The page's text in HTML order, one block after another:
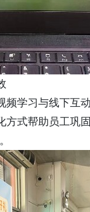
频学习与线下互
方式帮助员工巩